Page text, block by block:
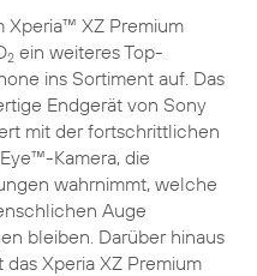
Xperia™ XZ Premium
2ein weiteres Top-
ins Sortiment auf. Das
Endgerät von Sony
mit der fortschrittlichen
Kamera, die
wahrnimmt, welche
Auge
bleiben. Darüber hinaus
das Xperia XZ Premium